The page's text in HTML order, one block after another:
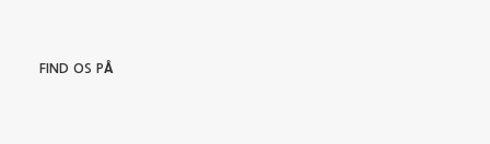
FIND OS PÅ